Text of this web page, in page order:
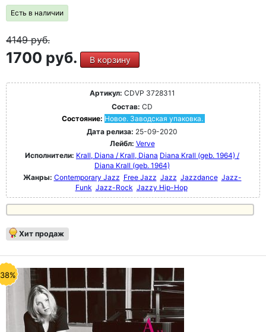
Есть в наличии
4149руб.
1700 руб. В корзину
Артикул: CDVP 3728311
Состав: CD
Состояние: Новое. Заводская упаковка.
Дата релиза: 25-09-2020
Лейбл: Verve
Исполнители: Krall, Diana / Krall, Diana Diana Krall (geb. 1964) /
Diana Krall (geb. 1964)
Жанры: Contemporary Jazz Free Jazz Jazz Jazzdance Jazz-
Funk Jazz-Rock Jazzy Hip-Hop
Хит продаж